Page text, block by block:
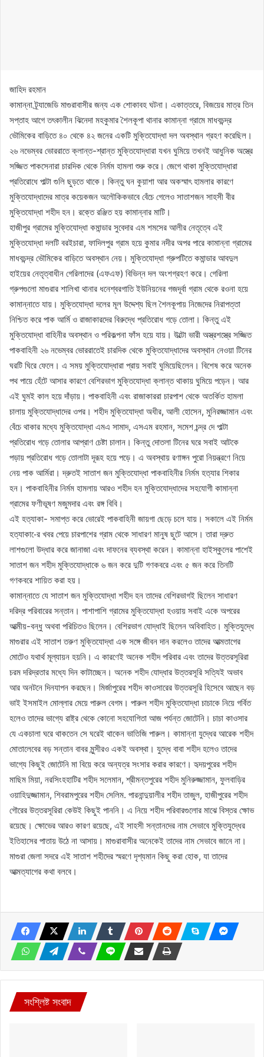
জাহিদ রহমান
কামান্না ট্র্যাজেডি মাগুরাবাসীর জন্য এক শোকাবহ ঘটনা। একাত্তরে, বিজয়ের মাত্র তিন
সপ্তাহ আগে তৎকালীন ঝিনেদা মহকুমার শৈলকূপা থানার কামান্না গ্রামে মাধবচন্দ্র
ভৌমিকের বাড়িতে ৪০ থেকে ৪২ জনের একটি মুক্তিযোদ্ধা দল অবস্থান গ্রহণ করেছিল।
২৬ নভেম্বর ভোররাতে ক্লান্ত-শ্রান্ত মুক্তিযোদ্ধারা যখন ঘুমিয়ে তখনই আধুনিক অস্ত্রে
সজ্জিত পাকসেনারা চারদিক থেকে নির্মম হামলা শুরু করে। জেগে থাকা মুক্তিযোদ্ধারা
প্রতিরোধে পাল্টা গুলি ছুড়তে থাকে। কিন্তু ঘন কুয়াশা আর অকস্মাৎ হামলার কারণে
মুক্তিযোদ্ধাদের মাত্র কয়েকজন অলৌকিকভাবে বেঁচে গেলেও সাতাশজন সাহসী বীর
মুক্তিযোদ্ধা শহীদ হন। রক্তে রঞ্জিত হয় কামান্নার মাটি।
হাজীপুর গ্রামের মুক্তিযোদ্ধা কমান্ডার সুবেদার এম শমসের আলীর নেতৃত্বে এই
মুক্তিযোদ্ধা দলটি বরইচারা, ফাদিলপুর গ্রাম হয়ে কুমার নদীর অপর পারে কামান্না গ্রামের
মাধবচন্দ্র ভৌমিকের বাড়িতে অবস্থান নেয়। মুক্তিযোদ্ধা গ্রুপটিতে কমান্ডার আবদুল
হাইয়ের নেতৃত্বাধীন গেরিলাদের (এফএফ) বিভিন্ন দল অংশগ্রহণ করে। গেরিলা
গ্রুপগুলো মাগুরার শালিখা থানার ধনেশ্বরগাতি ইউনিয়নের গজদূর্বা গ্রাম থেকে রওনা হয়ে
কামান্নাতে যায়। মুক্তিযোদ্ধা দলের মূল উদ্দেশ্য ছিল শৈলকূপায় নিজেদের নিরাপত্তা
নিশ্চিত করে পাক আর্মি ও রাজাকারদের বিরুদ্ধে প্রতিরোধ গড়ে তোলা। কিন্তু এই
মুক্তিযোদ্ধা বাহিনীর অবস্থান ও পরিকল্পনা ফাঁস হয়ে যায়। উল্টো ভারী অস্ত্রশস্ত্রে সজ্জিত
পাকবাহিনী ২৬ নভেম্বর ভোররাতেই চারদিক থেকে মুক্তিযোদ্ধাদের অবস্থান নেওয়া টিনের
ঘরটি ঘিরে ফেলে। এ সময় মুক্তিযোদ্ধারা প্রায় সবাই ঘুমিয়েছিলেন। বিশেষ করে অনেক
পথ পায়ে হেঁটে আসার কারণে বেশিরভাগ মুক্তিযোদ্ধা ক্লান্ত থাকায় ঘুমিয়ে পড়েন। আর
এই ঘুমই কাল হয়ে দাঁড়ায়। পাকবাহিনী এবং রাজাকাররা চারপাশ থেকে অতর্কিত হামলা
চালায় মুক্তিযোদ্ধাদের ওপর। শহীদ মুক্তিযোদ্ধা অধীর, আলী হোসেন, মুনিরজ্জামান এবং
বেঁচে থাকার মধ্যে মুক্তিযোদ্ধা এমএ সামাদ, এসএম রহমান, সমেশ চন্দ্র দে পাল্টা
প্রতিরোধ গড়ে তোলার আপ্রাণ চেষ্টা চালান। কিন্তু দোতলা টিনের ঘরে সবাই আটকে
পড়ায় প্রতিরোধ গড়ে তোলাটা দূরূহ হয়ে পড়ে। এ অবস্থায় রণাঙ্গন পুরো নিয়ন্ত্রণে নিয়ে
নেয় পাক আর্মিরা। দ্রুতই সাতাশ জন মুক্তিযোদ্ধা পাকবাহিনীর নির্মম হত্যার শিকার
হন। পাকবাহিনীর নির্মম হামলায় আরও শহীদ হন মুক্তিযোদ্ধাদের সহযোগী কামান্না
গ্রামের ফণীভূষণ মজুমদার এবং রঙ্গ বিবি।
এই হত্যাকা- সমাপ্ত করে ভোরেই পাকবাহিনী জায়গা ছেড়ে চলে যায়। সকালে এই নির্মম
হত্যাকা-ের খবর পেয়ে চারপাশের গ্রাম থেকে সাধারণ মানুষ ছুটে আসে। তারা দ্রুত
লাশগুলো উদ্ধার করে জানাজা এবং দাফনের ব্যবস্থা করেন। কামান্না হাইস্কুলের পাশেই
সাতাশ জন শহীদ মুক্তিযোদ্ধাকে ৬ জন করে দুটি গণকবরে এবং ৫ জন করে তিনটি
গণকবরে শায়িত করা হয়।
কামান্নাতে যে সাতাশ জন মুক্তিযোদ্ধা শহীদ হন তাদের বেশিরভাগই ছিলেন সাধারণ
দরিদ্র পরিবারের সন্তান। পাশাপাশি গ্রামের মুক্তিযোদ্ধা হওয়ায় সবাই একে অপরের
আত্মীয়-বন্ধু অথবা পরিচিতও ছিলেন। বেশিরভাগ যোদ্ধাই ছিলেন অবিবাহিত। মুক্তিযুদ্ধে
মাগুরার এই সাতাশ তরুণ মুক্তিযোদ্ধা এক সঙ্গে জীবন দান করলেও তাদের আত্মতাগের
মোটেও যথার্থ মূল্যায়ন হয়নি। এ কারণেই অনেক শহীদ পরিবার এবং তাদের উত্তরসূরিরা
চরম দরিদ্রতার মধ্যে দিন কাটাচ্ছেন। অনেক শহীদ যোদ্ধার উত্তরসূরি সত্যিই অভাব
আর অনটনে দিনযাপন করছেন। মির্জাপুরের শহীদ কাওসারের উত্তরসূরি হিসেবে আছেন বড়
ভাই ইসমাইল মোল্লার মেয়ে পারুল বেগম। পারুল শহীদ মুক্তিযোদ্ধা চাচাকে নিয়ে গর্বিত
হলেও তাদের ভাগ্যে রাষ্ট্র থেকে কোনো সহযোগিতা আজ পর্যন্ত জোটেনি। চাচা কাওসার
যে একচালা ঘরে থাকতেন সে ঘরেই থাকেন ভাতিজি পারুল। কামান্না যুদ্ধের আরেক শহীদ
মোতালেবের বড় সন্তান বাবর মুন্সীরও একই অবস্থা। যুদ্ধে বাবা শহীদ হলেও তাদের
ভাগ্যে কিছুই জোটেনি মা বিয়ে করে অন্যত্র সংসার করার কারণে। হৃদয়পুরের শহীদ
মাছিম মিয়া, নরসিংহহাটির শহীদ সলেমান, শ্রীমন্তপুরের শহীদ মুনিরুজ্জামান, ফুলবাড়ির
ওয়াহিদুজ্জামান, শিবরামপুরের শহীদ সেলিম. পারনান্দুয়ালীর শহীদ তাজুল, হাজীপুরের শহীদ
গৌরের উত্তরসূরিরা কেউই কিছুই পাননি। এ নিয়ে শহীদ পরিবারগুলোর মাঝে বিস্তর ক্ষোভ
রয়েছে। ক্ষোভের আরও কারণ রয়েছে, এই সাহসী সন্তানদের নাম সেভাবে মুক্তিযুদ্ধের
ইতিহাসের পাতায় উঠে না আসায়। মাগুরাবাসীর অনেকেই তাদের নাম সেভাবে জানে না।
মাগুরা জেলা সদরে এই সাতাশ শহীদের স্মরণে দৃশ্যমান কিছু করা হোক, যা তাদের
আত্মত্যাগের কথা বলবে।
সংশ্লিষ্ট সংবাদ